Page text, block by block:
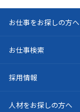
お仕事をお探しの方へ
お仕事検索
採用情報
人材をお探しの方へ